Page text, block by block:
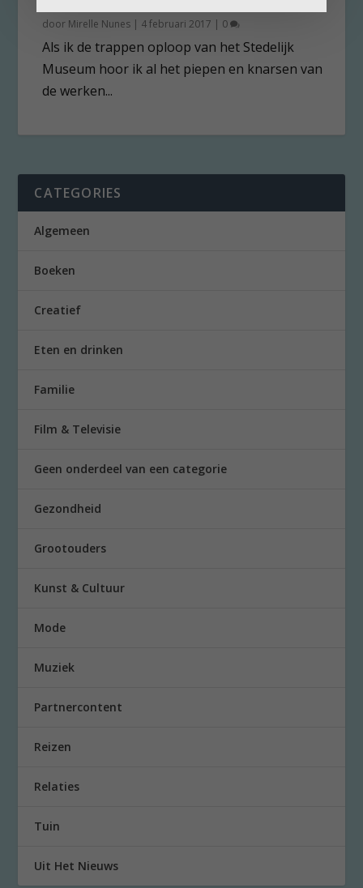
door Mirelle Nunes | 4 februari 2017 | 0
Als ik de trappen oploop van het Stedelijk
Museum hoor ik al het piepen en knarsen van
de werken...
CATEGORIES
Algemeen
Boeken
Creatief
Eten en drinken
Familie
Film & Televisie
Geen onderdeel van een categorie
Gezondheid
Grootouders
Kunst & Cultuur
Mode
Muziek
Partnercontent
Reizen
Relaties
Tuin
Uit Het Nieuws